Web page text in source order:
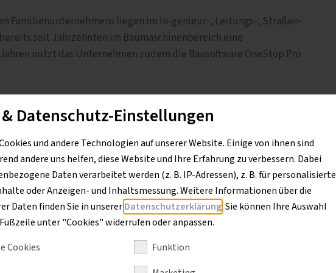
Familienunternehmens liegen im In-genieur-, Leitungs-, Straßen-
seit Jahrzehnten im Baumaschinenbereich eine
nutzt das Unternehmen zudem die Bausoftware OneStop Pro
kontinuierlichen Austausch mit Guido Retterath, dem
„Er hat uns darauf aufmerksam gemacht, dass Beutlhauser auch
und E-Check anbietet – deshalb haben wir das ausprobiert“, sagt
Datenschutz-Einstellungen
und andere Technologien auf unserer Website. Einige von ihnen sind
andere uns helfen, diese Website und Ihre Erfahrung zu verbessern. Dabei
Daten verarbeitet werden (z. B. IP-Adressen), z. B. für personalisierte
oder Anzeigen- und Inhaltsmessung. Weitere Informationen über die
Daten finden Sie in unsererDatenschutzerklärung . Sie können Ihre Auswahl
unter "Cookies" widerrufen oder anpassen.
Cookies
Funktion